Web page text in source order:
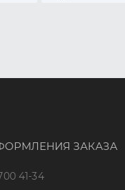
ЗАКАЗА
41-34